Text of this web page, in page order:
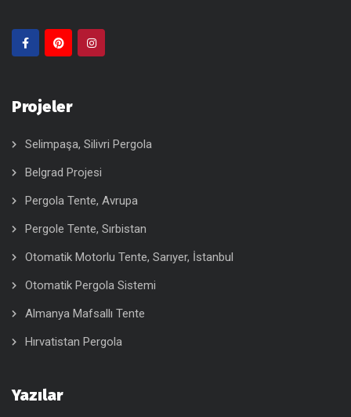
Projeler
Selimpaşa, Silivri Pergola
Belgrad Projesi
Pergola Tente, Avrupa
Pergole Tente, Sırbistan
Otomatik Motorlu Tente, Sarıyer, İstanbul
Otomatik Pergola Sistemi
Almanya Mafsallı Tente
Hırvatistan Pergola
Yazılar